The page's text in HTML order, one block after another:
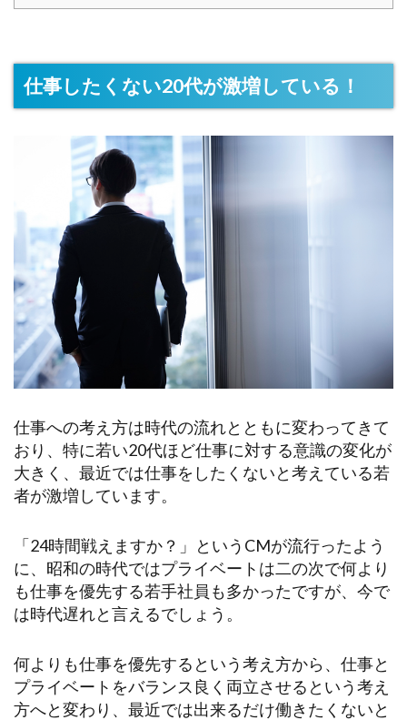
仕事したくない20代が激増している！
仕事への考え方は時代の流れとともに変わってきて
おり、特に若い20代ほど仕事に対する意識の変化が
大きく、最近では仕事をしたくないと考えている若
者が激増しています。
「24時間戦えますか？」というCMが流行ったよう
に、昭和の時代ではプライベートは二の次で何より
も仕事を優先する若手社員も多かったですが、今で
は時代遅れと言えるでしょう。
何よりも仕事を優先するという考え方から、仕事と
プライベートをバランス良く両立させるという考え
方へと変わり、最近では出来るだけ働きたくないと